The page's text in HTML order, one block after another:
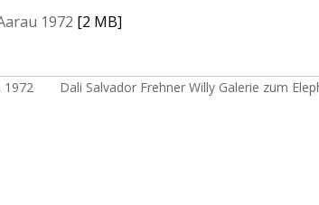
1972 [2 MB]
1972 Dali Salvador Frehner Willy Galerie zum